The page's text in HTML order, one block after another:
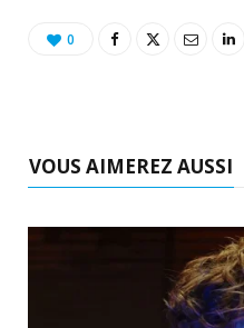
0
VOUS AIMEREZ AUSSI